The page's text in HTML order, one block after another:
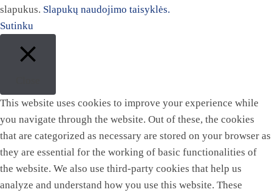
slapukus. Slapukų naudojimo taisyklės.
Sutinku
This website uses cookies to improve your experience while
you navigate through the website. Out of these, the cookies
that are categorized as necessary are stored on your browser as
they are essential for the working of basic functionalities of
the website. We also use third-party cookies that help us
analyze and understand how you use this website. These